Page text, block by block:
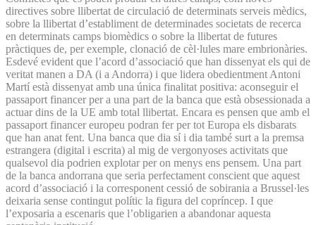
directives sobre llibertat de circulació de determinats serveis mèdics,
sobre la llibertat d’establiment de determinades societats de recerca
en determinats camps biomèdics o sobre la llibertat de futures
pràctiques de, per exemple, clonació de cèl·lules mare embrionàries.
Esdevé evident que l’acord d’associació que han dissenyat els qui de
veritat manen a DA (i a Andorra) i que lidera obedientment Antoni
Martí està dissenyat amb una única finalitat positiva: aconseguir el
passaport financer per a una part de la banca que està obsessionada a
actuar dins de la UE amb total llibertat. Encara es pensen que amb el
passaport financer europeu podran fer per tot Europa els disbarats
que han anat fent. Una banca que dia sí i dia també surt a la premsa
estrangera (digital i escrita) al mig de vergonyoses activitats que
qualsevol dia podrien explotar per on menys ens pensem. Una part
de la banca andorrana que seria perfectament conscient que aquest
acord d’associació i la corresponent cessió de sobirania a Brussel·les
deixaria sense contingut polític la figura del copríncep. I que
l’exposaria a escenaris que l’obligarien a abandonar aquesta